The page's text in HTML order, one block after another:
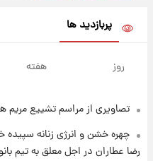
هسته‌ای
۲۰ ساعت پیش
کرد
پربازدید ها
روز هفته
تصاویری از مراسم تشییع مریم
چهره خشن و انرژی زنانه
رضا عطاران در اجل معلق به تیم